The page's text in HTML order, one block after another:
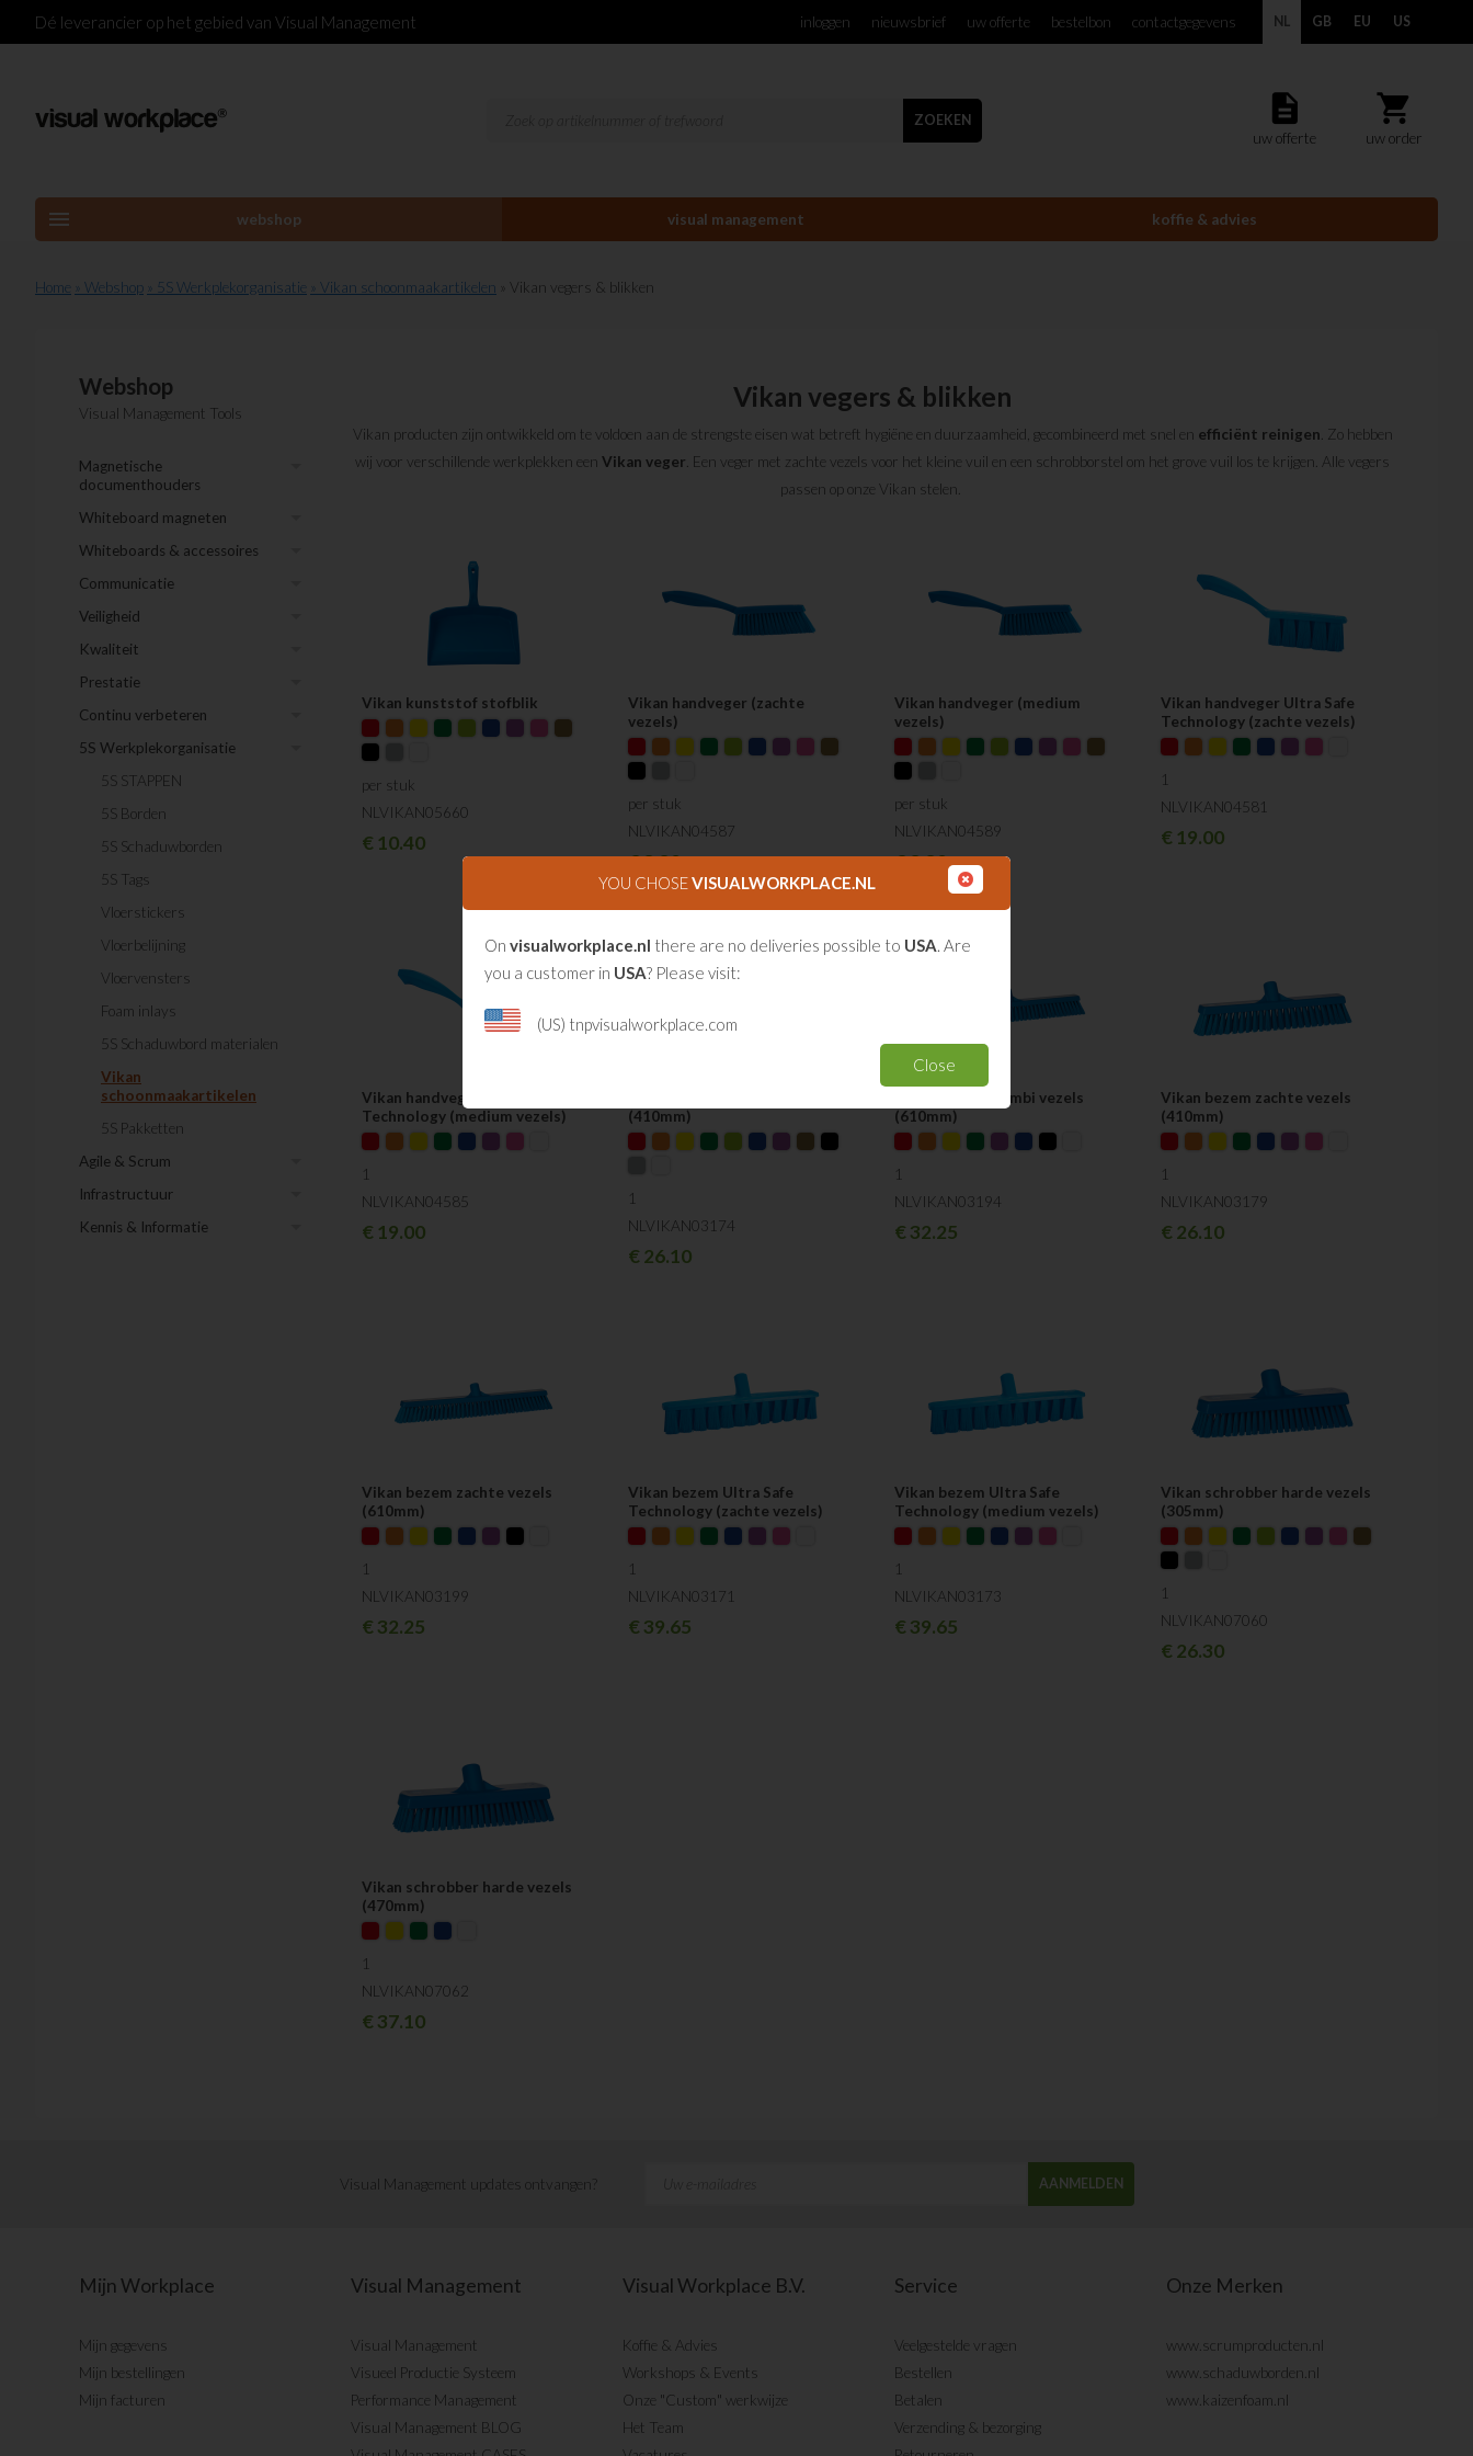
Dé leverancier op het gebied van Visual Management NL GB EU US
inloggen nieuwsbrief uw offerte bestelbon contactgegevens
description
uw offerte
shopping_cart
uw order
ZOEKEN
menu webshop visual management koffie & advies
Home » Webshop » 5S Werkplekorganisatie » Vikan schoonmaakartikelen » Vikan vegers & blikken
Webshop
Visual Management Tools
Magnetische
documenthouders
Whiteboard magneten
Whiteboards & accessoires
Communicatie
Veiligheid
Kwaliteit
Prestatie
Continu verbeteren
5S Werkplekorganisatie
5S STAPPEN
5S Borden
5S Schaduwborden
5S Tags
Vloerstickers
Vloerbelijning
Vloervensters
Foam inlays
5S Schaduwbord materialen
Vikan
schoonmaakartikelen
5S Pakketten
Agile & Scrum
Infrastructuur
Kennis & Informatie
Vikan vegers & blikken
Vikan producten zijn ontwikkeld om te voldoen aan de strengste eisen wat betreft hygiëne en duurzaamheid, gecombineerd met snel en efficiënt reinigen . Zo hebben
wij voor verschillende werkplekken een Vikan veger . Een veger met zachte vezels voor het kleine vuil en een schrobborstel om het grove vuil los te krijgen. Alle vegers
passen op onze Vikan stelen.
Vikan kunststof stofblik
per stuk
NLVIKAN05660
€10.40
Vikan handveger (zachte
vezels)
per stuk
NLVIKAN04587
€8.80
Vikan handveger (medium
vezels)
per stuk
NLVIKAN04589
€8.80
Vikan handveger Ultra Safe
Technology (zachte vezels)
1
NLVIKAN04581
€19.00
Vikan handveger Ultra Safe
Technology (medium vezels)
1
NLVIKAN04585
€19.00
(410mm)
1
NLVIKAN03174
€26.10
Vikan bezem Combi vezels
(610mm)
1
NLVIKAN03194
€32.25
Vikan bezem zachte vezels
(410mm)
1
NLVIKAN03179
€26.10
Vikan bezem zachte vezels
(610mm)
1
NLVIKAN03199
€32.25
Vikan bezem Ultra Safe
Technology (zachte vezels)
1
NLVIKAN03171
€39.65
Vikan bezem Ultra Safe
Technology (medium vezels)
1
NLVIKAN03173
€39.65
Vikan schrobber harde vezels
(305mm)
1
NLVIKAN07060
€26.30
Vikan schrobber harde vezels
(470mm)
1
NLVIKAN07062
€37.10
Visual Management updates ontvangen? AANMELDEN
Mijn Workplace
Mijn gegevens
Mijn bestellingen
Mijn facturen
Visual Management
Visual Management
Visueel Productie Systeem
Performance Management
Visual Management BLOG
Visual Workplace B.V.
Koffie & Advies
Workshops & Events
Onze "Custom" werkwijze
Het Team
Service
Veelgestelde vragen
Bestellen
Betalen
Verzending & bezorging
Onze Merken
www.scrumproducten.nl
www.schaduwborden.nl
www.kaizenfoam.nl
YOU CHOSEVISUALWORKPLACE.NL
On visualworkplace.nl there are no deliveries possible to USA . Are
you a customer in USA? Please visit:
(US) tnpvisualworkplace.com
Close